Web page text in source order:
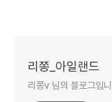
리쫑_아일랜드
리쫑v 님의 블로그입